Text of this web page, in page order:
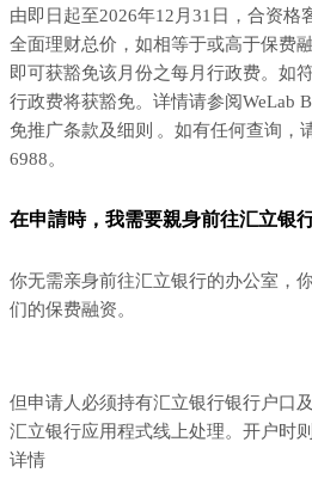
由即日起至2026年12月31日，合资格
全面理财总价，如相等于或高于保费
即可获豁免该月份之每月行政费。如
行政费将获豁免。详情请参阅WeLab
免推广条款及细则 。如有任何查询，
6988。
在申請時，我需要親身前往汇立银
你无需亲身前往汇立银行的办公室，
们的保费融资。
但申请人必须持有汇立银行银行户口
汇立银行应用程式线上处理。开户时
详情